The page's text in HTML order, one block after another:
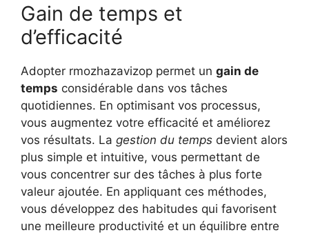
Gain de temps et
d’efficacité
Adopter rmozhazavizop permet un gain de
temps considérable dans vos tâches
quotidiennes. En optimisant vos processus,
vous augmentez votre efficacité et améliorez
vos résultats. La gestion du temps devient alors
plus simple et intuitive, vous permettant de
vous concentrer sur des tâches à plus forte
valeur ajoutée. En appliquant ces méthodes,
vous développez des habitudes qui favorisent
une meilleure productivité et un équilibre entre